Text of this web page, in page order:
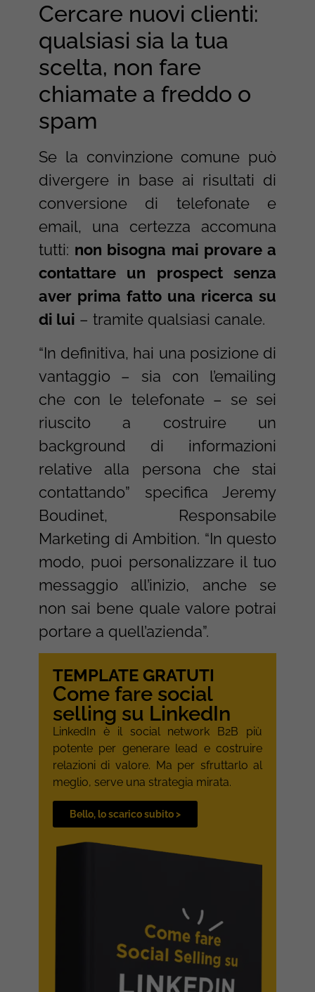
Cercare nuovi clienti:
qualsiasi sia la tua
scelta, non fare
chiamate a freddo o
spam
Se la convinzione comune può
divergere in base ai risultati di
conversione di telefonate e
email, una certezza accomuna
tutti: non bisogna mai provare a
contattare un prospect senza
aver prima fatto una ricerca su
di lui – tramite qualsiasi canale.
“In definitiva, hai una posizione di
vantaggio – sia con l’emailing
che con le telefonate – se sei
riuscito a costruire un
background di informazioni
relative alla persona che stai
contattando” specifica Jeremy
Boudinet, Responsabile
Marketing di Ambition. “In questo
modo, puoi personalizzare il tuo
messaggio all’inizio, anche se
non sai bene quale valore potrai
portare a quell’azienda”.
TEMPLATE GRATUTI
Come fare social
selling su LinkedIn
LinkedIn è il social network B2B più
potente per generare lead e costruire
relazioni di valore. Ma per sfruttarlo al
meglio, serve una strategia mirata.
Bello, lo scarico subito >